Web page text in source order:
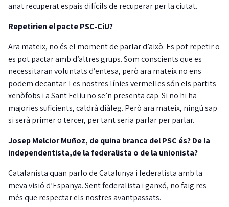
anat recuperat espais difícils de recuperar per la ciutat.
Repetirien el pacte PSC-CiU?
Ara mateix, no és el moment de parlar d’això. Es pot repetir o
es pot pactar amb d’altres grups. Som conscients que es
necessitaran voluntats d’entesa, però ara mateix no ens
podem decantar. Les nostres línies vermelles són els partits
xenòfobs i a Sant Feliu no se’n presenta cap. Si no hi ha
majories suficients, caldrà diàleg. Però ara mateix, ningú sap
si serà primer o tercer, per tant seria parlar per parlar.
Josep Melcior Muñoz, de quina branca del PSC és? De la
independentista,de la federalista o de la unionista?
Catalanista quan parlo de Catalunya i federalista amb la
meva visió d’Espanya. Sent federalista i ganxó, no faig res
més que respectar els nostres avantpassats.